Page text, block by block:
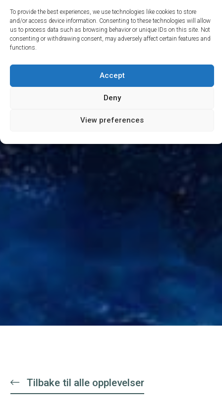
To provide the best experiences, we use technologies like cookies to store
and/or access device information. Consenting to these technologies will allow
us to process data such as browsing behavior or unique IDs on this site. Not
consenting or withdrawing consent, may adversely affect certain features and
functions.
Accept
Deny
View preferences
Tilbake til alle opplevelser